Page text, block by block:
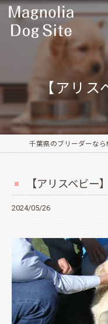
【アリス
【アリスベビー
2024/05/26